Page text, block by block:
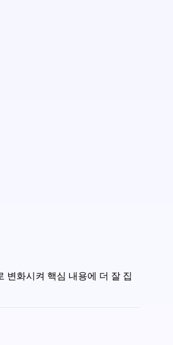
변화시켜 핵심 내용에 더 잘 집